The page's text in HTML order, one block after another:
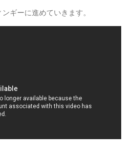
ギーに進めていきます。